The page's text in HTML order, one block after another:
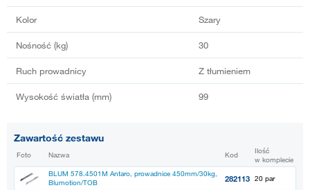
Kolor Szary
Nośność (kg) 30
Ruch prowadnicy Z tłumieniem
Wysokość światła (mm) 99
Zawartość zestawu
Foto Nazwa Kod
Ilość
w komplecie
BLUM 578.4501M Antaro, prowadnice 450mm/30kg,
Blumotion/TOB
282113 20 par